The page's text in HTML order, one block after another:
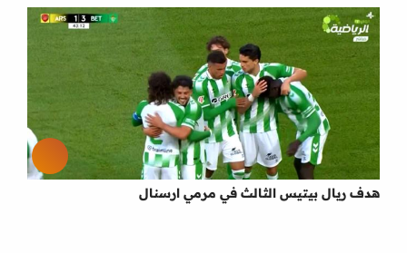
هدف ريال بيتيس الثالث في مرمي ارسنال